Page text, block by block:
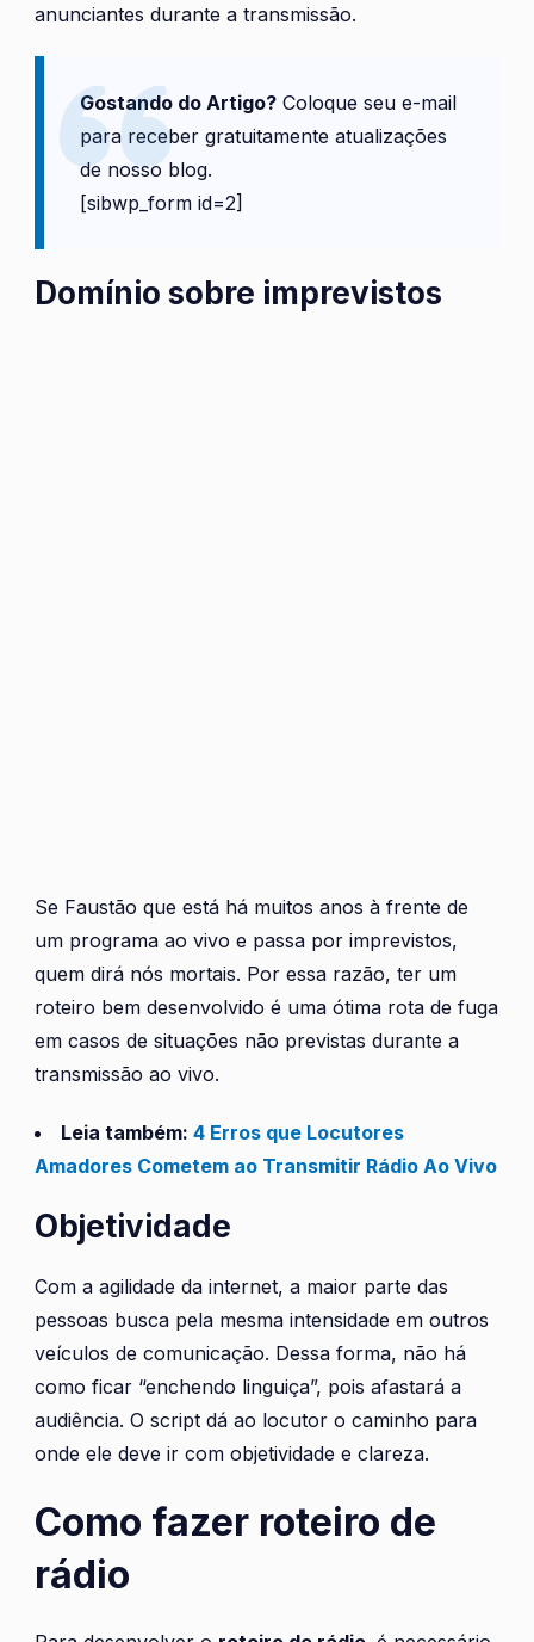
anunciantes durante a transmissão.
Gostando do Artigo? Coloque seu e-mail
para receber gratuitamente atualizações
de nosso blog.
[sibwp_form id=2]
Domínio sobre imprevistos
Se Faustão que está há muitos anos à frente de
um programa ao vivo e passa por imprevistos,
quem dirá nós mortais. Por essa razão, ter um
roteiro bem desenvolvido é uma ótima rota de fuga
em casos de situações não previstas durante a
transmissão ao vivo.
Leia também: 4 Erros que Locutores
Amadores Cometem ao Transmitir Rádio Ao Vivo
Objetividade
Com a agilidade da internet, a maior parte das
pessoas busca pela mesma intensidade em outros
veículos de comunicação. Dessa forma, não há
como ficar “enchendo linguiça”, pois afastará a
audiência. O script dá ao locutor o caminho para
onde ele deve ir com objetividade e clareza.
Como fazer roteiro de
rádio